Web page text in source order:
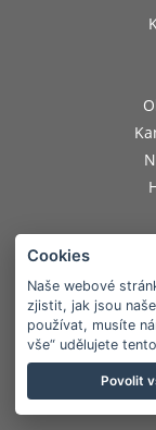
Výroční zpráva
Cookies
Naše webové
zjistit, jak jsou
používat, musíte
vše“ udělujete
Povolit